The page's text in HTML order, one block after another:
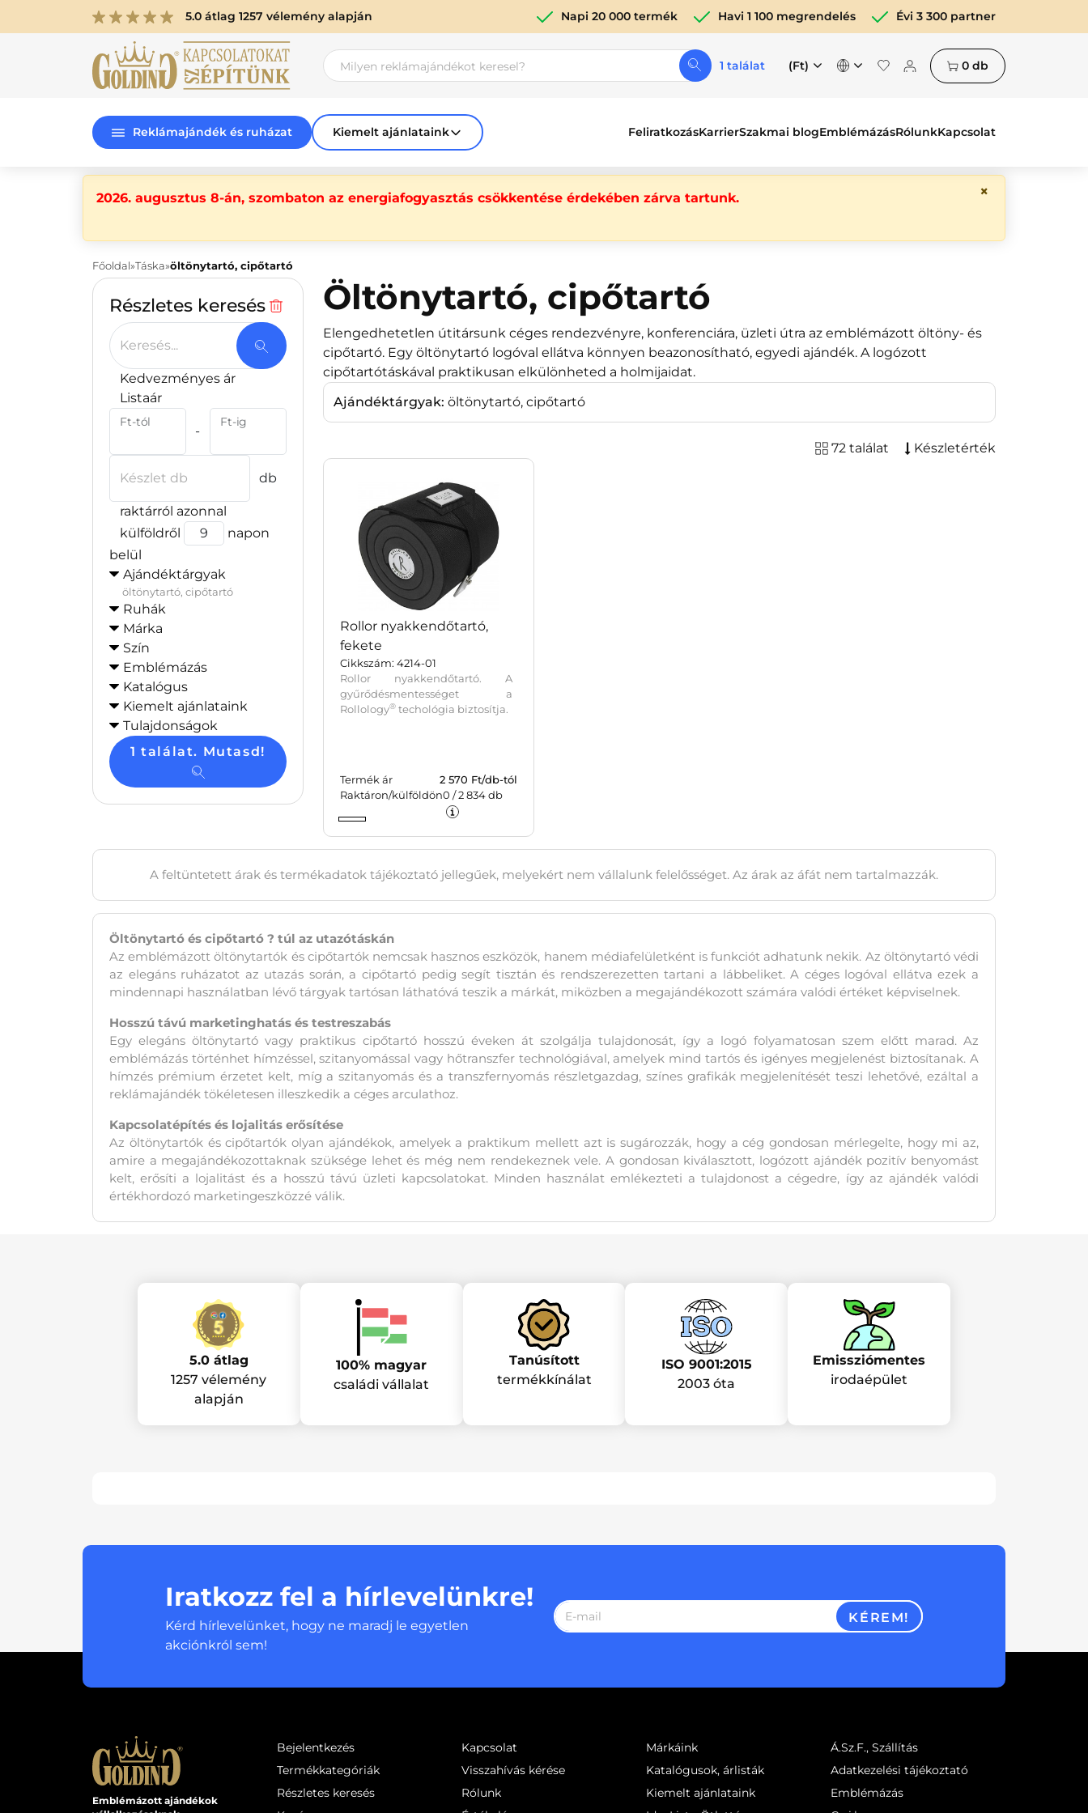
5.0 átlag 1257 vélemény alapján Napi 20 000 termék Havi 1 100 megrendelés Évi 3 300 partner
1 találat (Ft) 0 db
Reklámajándék és ruházat Kiemelt ajánlataink FeliratkozásKarrierSzakmai blogEmblémázásRólunkKapcsolat
×
2026. augusztus 8-án, szombaton az energiafogyasztás csökkentése érdekében zárva tartunk.
Főoldal Táska öltönytartó, cipőtartó
Részletes keresés
Keresés...
Kedvezményes ár
Listaár
Ft-tól
-
Ft-ig
Készlet db db
raktárról azonnal
külföldről
napon
belül
Ajándéktárgyak
öltönytartó, cipőtartó
Ruhák
Márka
Szín
Emblémázás
Katalógus
Kiemelt ajánlataink
Tulajdonságok
Öltönytartó, cipőtartó
Elengedhetetlen útitársunk céges rendezvényre, konferenciára, üzleti útra az emblémázott öltöny- és
cipőtartó. Egy öltönytartó logóval ellátva könnyen beazonosítható, egyedi ajándék. A logózott
cipőtartótáskával praktikusan elkülönheted a holmijaidat.
Ajándéktárgyak: öltönytartó, cipőtartó
72 találat Készletérték
Rollor nyakkendőtartó,
fekete
Cikkszám: 4214-01
Rollor nyakkendőtartó. A
gyűrődésmentességet a
Rollology® techológia biztosítja.
Termék ár 2 570 Ft/db-tól
Raktáron/külföldön0 /2 834db
A feltüntetett árak és termékadatok tájékoztató jellegűek, melyekért nem vállalunk felelősséget. Az árak az áfát nem tartalmazzák.
Öltönytartó és cipőtartó ? túl az utazótáskán
Az emblémázott öltönytartók és cipőtartók nemcsak hasznos eszközök, hanem médiafelületként is funkciót adhatunk nekik. Az öltönytartó védi
az elegáns ruházatot az utazás során, a cipőtartó pedig segít tisztán és rendszerezetten tartani a lábbeliket. A céges logóval ellátva ezek a
mindennapi használatban lévő tárgyak tartósan láthatóvá teszik a márkát, miközben a megajándékozott számára valódi értéket képviselnek.
Hosszú távú marketinghatás és testreszabás
Egy elegáns öltönytartó vagy praktikus cipőtartó hosszú éveken át szolgálja tulajdonosát, így a logó folyamatosan szem előtt marad. Az
emblémázás történhet hímzéssel, szitanyomással vagy hőtranszfer technológiával, amelyek mind tartós és igényes megjelenést biztosítanak. A
hímzés prémium érzetet kelt, míg a szitanyomás és a transzfernyomás részletgazdag, színes grafikák megjelenítését teszi lehetővé, ezáltal a
reklámajándék tökéletesen illeszkedik a céges arculathoz.
Kapcsolatépítés és lojalitás erősítése
Az öltönytartók és cipőtartók olyan ajándékok, amelyek a praktikum mellett azt is sugározzák, hogy a cég gondosan mérlegelte, hogy mi az,
amire a megajándékozottaknak szüksége lehet és még nem rendekeznek vele. A gondosan kiválasztott, logózott ajándék pozitív benyomást
kelt, erősíti a lojalitást és a hosszú távú üzleti kapcsolatokat. Minden használat emlékezteti a tulajdonost a cégedre, így az ajándék valódi
értékhordozó marketingeszközzé válik.
5.0 átlag
1257 vélemény
alapján
100% magyar
családi vállalat
Tanúsított
termékkínálat
ISO 9001:2015
2003 óta
Emissziómentes
irodaépület
Iratkozz fel a hírlevelünkre!
Kérd hírlevelünket, hogy ne maradj le egyetlen
akciónkról sem!
KÉREM!
Emblémázott ajándékok
Bejelentkezés
Termékkategóriák
Részletes keresés
Kapcsolat
Visszahívás kérése
Rólunk
Márkáink
Katalógusok, árlisták
Kiemelt ajánlataink
Á.Sz.F., Szállítás
Adatkezelési tájékoztató
Emblémázás